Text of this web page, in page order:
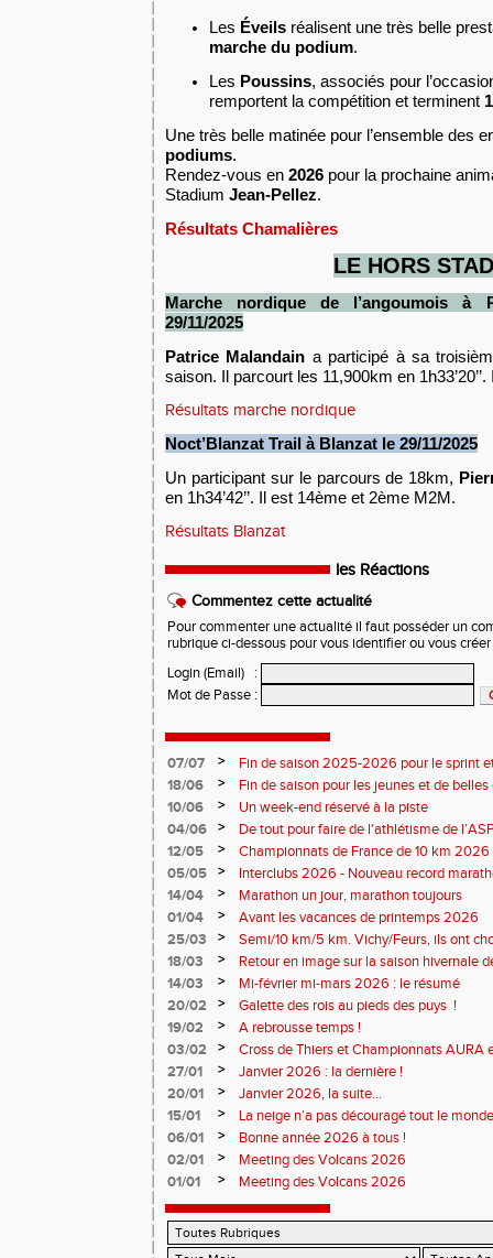
Les Éveils réalisent une très belle
marche du podium.
Les Poussins, associés pour
remportent la compétition et terminent
Une très belle matinée pour l’ensemble des
podiums.
Rendez-vous en 2026 pour la prochaine
Stadium Jean-Pellez.
Résultats Chamalières
LE HORS
Marche nordique de l’angoumois à
29/11/2025
Patrice Malandain a participé à sa
saison. Il parcourt les 11,900km en
Résultats marche nordique
Noct’Blanzat Trail à Blanzat le 29/11/2025
Un participant sur le parcours de 18km,
en 1h34’42’’. Il est 14ème et 2ème M2M.
Résultats Blanzat
les Réactions
Commentez cette actualité
Pour commenter une actualité il faut posséder un
rubrique ci-dessous pour vous identifier ou vous
Login (Email)
:
Mot de Passe :
07/07 >
Fin de saison 2025-2026 pour le sprint
18/06
>
Fin de saison pour les jeunes et de
10/06
>
Un week-end réservé à la piste
04/06
>
De tout pour faire de l'athlétisme de
monde souriant
12/05 >
Championnats de France de 10 km
Soirées piste
05/05 >
Interclubs 2026 - Nouveau record
résultats
14/04 >
Marathon un jour, marathon toujours
01/04
>
Avant les vacances de printemps 2026
25/03
>
Semi/10 km/5 km. Vichy/Feurs, ils ont
18/03
>
Retour en image sur la saison hivernale
14/03
>
Mi-février mi-mars 2026 : le résumé
20/02
>
Galette des rois au pieds des puys !
19/02
>
A rebrousse temps !
03/02
>
Cross de Thiers et Championnats AURA
27/01
>
Janvier 2026 : la dernière !
20/01
>
Janvier 2026, la suite...
15/01
>
La neige n’a pas découragé tout le
06/01
>
Bonne année 2026 à tous !
02/01
>
Meeting des Volcans 2026
01/01
> Meeting des Volcans 2026